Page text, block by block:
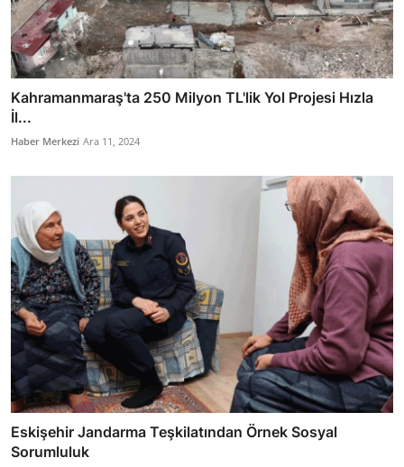
Kahramanmaraş'ta 250 Milyon TL'lik Yol Projesi Hızla
İl...
Haber Merkezi Ara 11, 2024
Eskişehir Jandarma Teşkilatından Örnek Sosyal
Sorumluluk